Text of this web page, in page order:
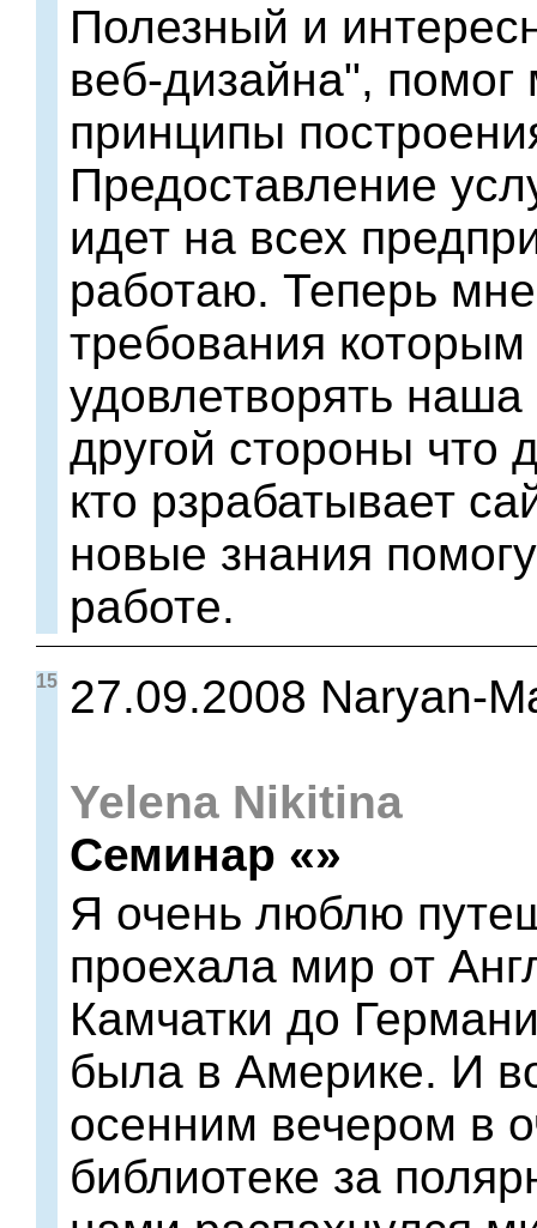
Полезный и
веб-дизайна", помог
принципы
Предоставление
идет на всех
работаю. Теперь
требования
удовлетворять наша
другой стороны что
кто рзрабатывает
новые знания
работе.
15 27.09.2008 Naryan-
Yelena Nikitina
Семинар «»
Я очень люблю
проехала мир от
Камчатки до
была в Америке. И
осенним вечером в
библиотеке за